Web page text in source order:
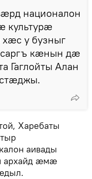
националон
культурӕ
у бузныг
кӕнын дӕ
Гаглойты Алан
Харебаты
аивады
архайд ӕмӕ